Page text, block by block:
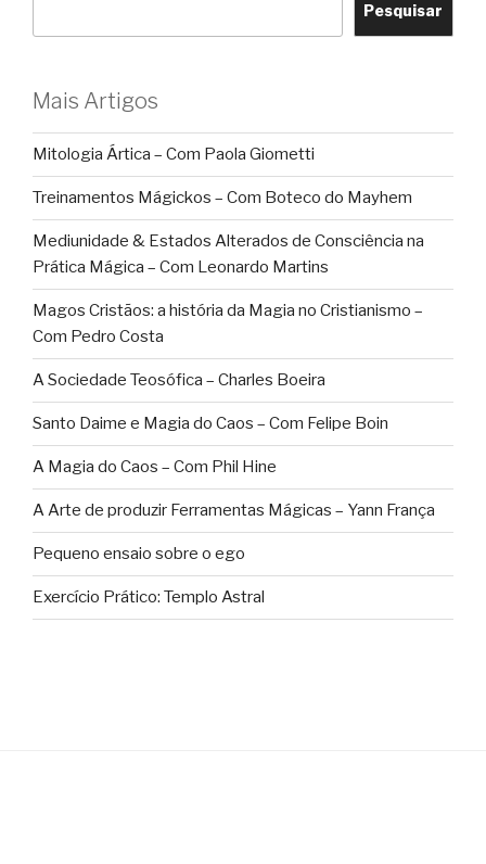
Pesquisar
Mais Artigos
Mitologia Ártica – Com Paola Giometti
Treinamentos Mágickos – Com Boteco do Mayhem
Mediunidade & Estados Alterados de Consciência na
Prática Mágica – Com Leonardo Martins
Magos Cristãos: a história da Magia no Cristianismo –
Com Pedro Costa
A Sociedade Teosófica – Charles Boeira
Santo Daime e Magia do Caos – Com Felipe Boin
A Magia do Caos – Com Phil Hine
A Arte de produzir Ferramentas Mágicas – Yann França
Pequeno ensaio sobre o ego
Exercício Prático: Templo Astral